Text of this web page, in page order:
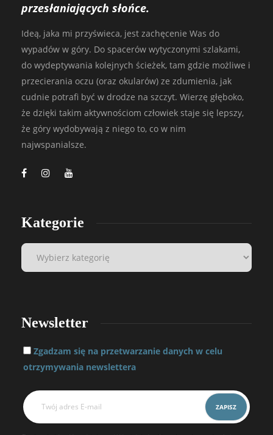
przesłaniających słońce.
Ideą, jaka mi przyświeca, jest zachęcenie Was do
wypadów w góry. Do spacerów wytyczonymi szlakami,
do wydeptywania kolejnych ścieżek, tam gdzie możliwe i
przecierania oczu (oraz okularów) ze zdumienia, jak
cudnie potrafi być w drodze na szczyt. Wierzę głęboko,
że dzięki takim aktywnościom człowiek staje się lepszy,
że góry wydobywają z niego to, co w nim
najwspanialsze.
Kategorie
Newsletter
Zgadzam się na przetwarzanie danych w celu
otrzymywania newslettera